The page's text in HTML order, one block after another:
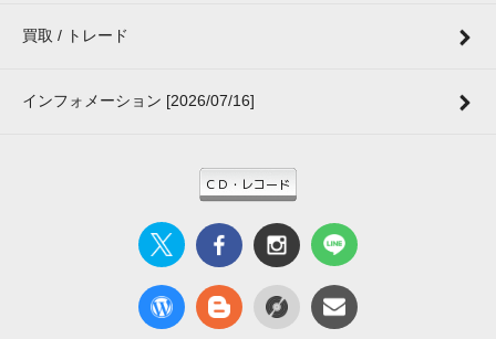
買取 / トレード
インフォメーション [2026/07/16]